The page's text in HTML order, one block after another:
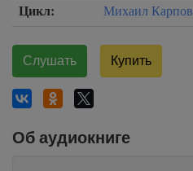
Цикл: Михаил Карпов
Слушать Купить
Об аудиокниге